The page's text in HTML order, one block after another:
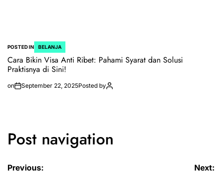
POSTED IN BELANJA
Cara Bikin Visa Anti Ribet: Pahami Syarat dan Solusi
Praktisnya di Sini!
on September 22, 2025Posted by
Post navigation
Previous: Next: